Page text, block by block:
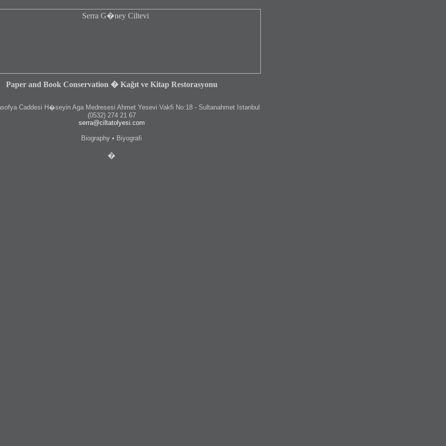
Paper and Book Conservation � Kağıt ve Kitap Restorasyonu
Caddesi H�seyin Aga Medresesi Ahmet Yesevi Vakfi No:18 - Sultanahmet Istanbul
(0532) 274 21 67
serra@ciltatolyesi.com
Biography • Biyografi
�